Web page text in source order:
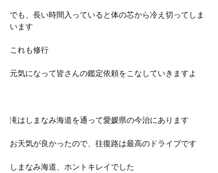
でも、長い時間入っていると体の芯から冷え切ってしま
います
これも修行
元気になって皆さんの鑑定依頼をこなしていきますよ
滝はしまなみ海道を通って愛媛県の今治にあります
お天気が良かったので、往復路は最高のドライブです
しまなみ海道、ホントキレイでした